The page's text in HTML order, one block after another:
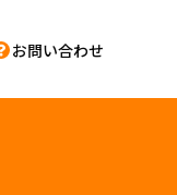
お問い合わせ